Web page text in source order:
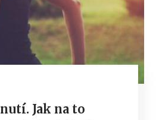
Jak na to